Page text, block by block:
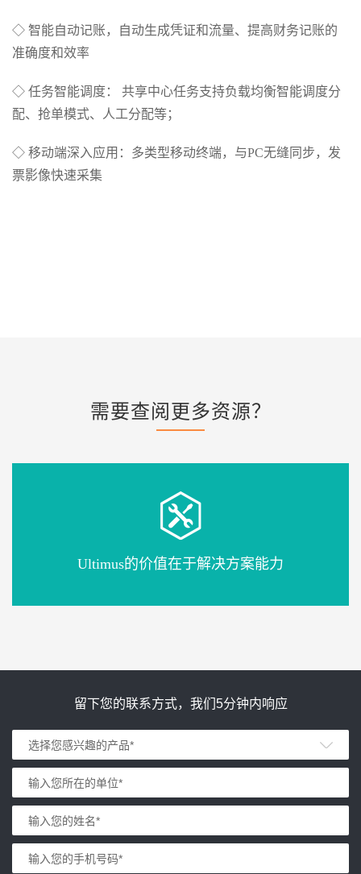
◇ 智能自动记账，自动生成凭证和流量、提高财务记账的
准确度和效率
◇ 任务智能调度： 共享中心任务支持负载均衡智能调度分
配、抢单模式、人工分配等；
◇ 移动端深入应用：多类型移动终端，与PC无缝同步，发
票影像快速采集
需要查阅更多资源？
Ultimus的价值在于解决方案能力
留下您的联系方式，我们5分钟内响应